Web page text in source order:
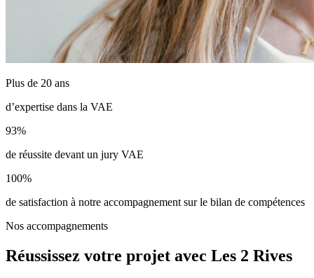
Plus de 20 ans
d’expertise dans la VAE
93%
de réussite devant un jury VAE
100%
de satisfaction à notre accompagnement sur le bilan de compétences
Nos accompagnements
Réussissez votre projet avec Les 2 Rives